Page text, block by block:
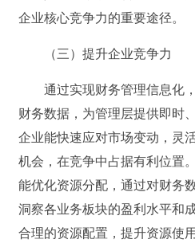
企业核心竞争力的重要途径。
（三）提升企业竞争力
通过实现财务管理信息化
财务数据，为管理层提供即时
企业能快速应对市场变动，灵
机会，在竞争中占据有利位置
能优化资源分配，通过对财务
洞察各业务板块的盈利水平和
合理的资源配置，提升资源使用